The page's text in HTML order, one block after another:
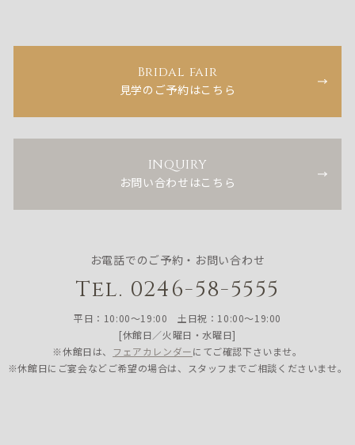
Bridal fair
見学のご予約はこちら
INQUIRY
お問い合わせはこちら
お電話でのご予約・お問い合わせ
Tel. 0246-58-5555
平日：10:00〜19:00 土日祝：10:00〜19:00
[休館日／火曜日・水曜日]
※休館日は、 フェアカレンダーにてご確認下さいませ。
※休館日にご宴会などご希望の場合は、スタッフまでご相談くださいませ。